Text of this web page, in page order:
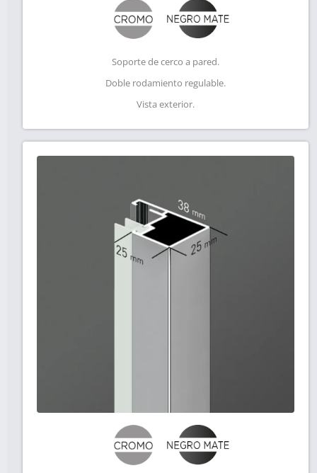
Soporte de cerco a pared.
Doble rodamiento regulable.
Vista exterior.